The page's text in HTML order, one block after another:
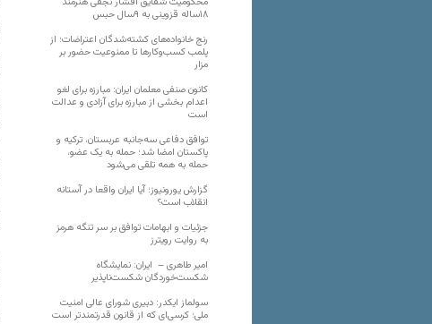
۱۸ساله قزوینی به ۹سال حبس
رنج خانواده‌های کشته‌شدگان اعتراضات؛ از
پلمب کسب‌وکارها تا ممنوعیت حضور بر
مزار
کانون صنفی معلمان ایران: مبارزه برای لغو
اعدام بخشی از مبارزه برای آزادی و عدالت
است
توافق دفاعی سه‌جانبه عربستان، ترکیه و
پاکستان امضا شد؛ حمله به یک عضو،
حمله به همه تلقی می‌شود
گزارش یورونیوز؛ آیا ایران واقعا در آستانه
انقلاب است؟
جزئیات و ابهامات توافق بر سر تنگه هرمز
به روایت رویترز
امیر طاهری – ایران: نمایشگاه
شکست‌خوردگان شکست‌ناپذیر
سولماز ایکدر: دبیری شورای عالی امنیت
ملی؛ کرسی‌ای که از قانون قدرتمندتر است